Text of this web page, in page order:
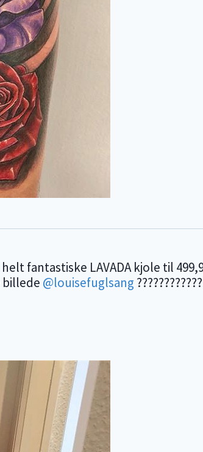
fantastiske LAVADA kjole til
billede @louisefuglsang ????????????